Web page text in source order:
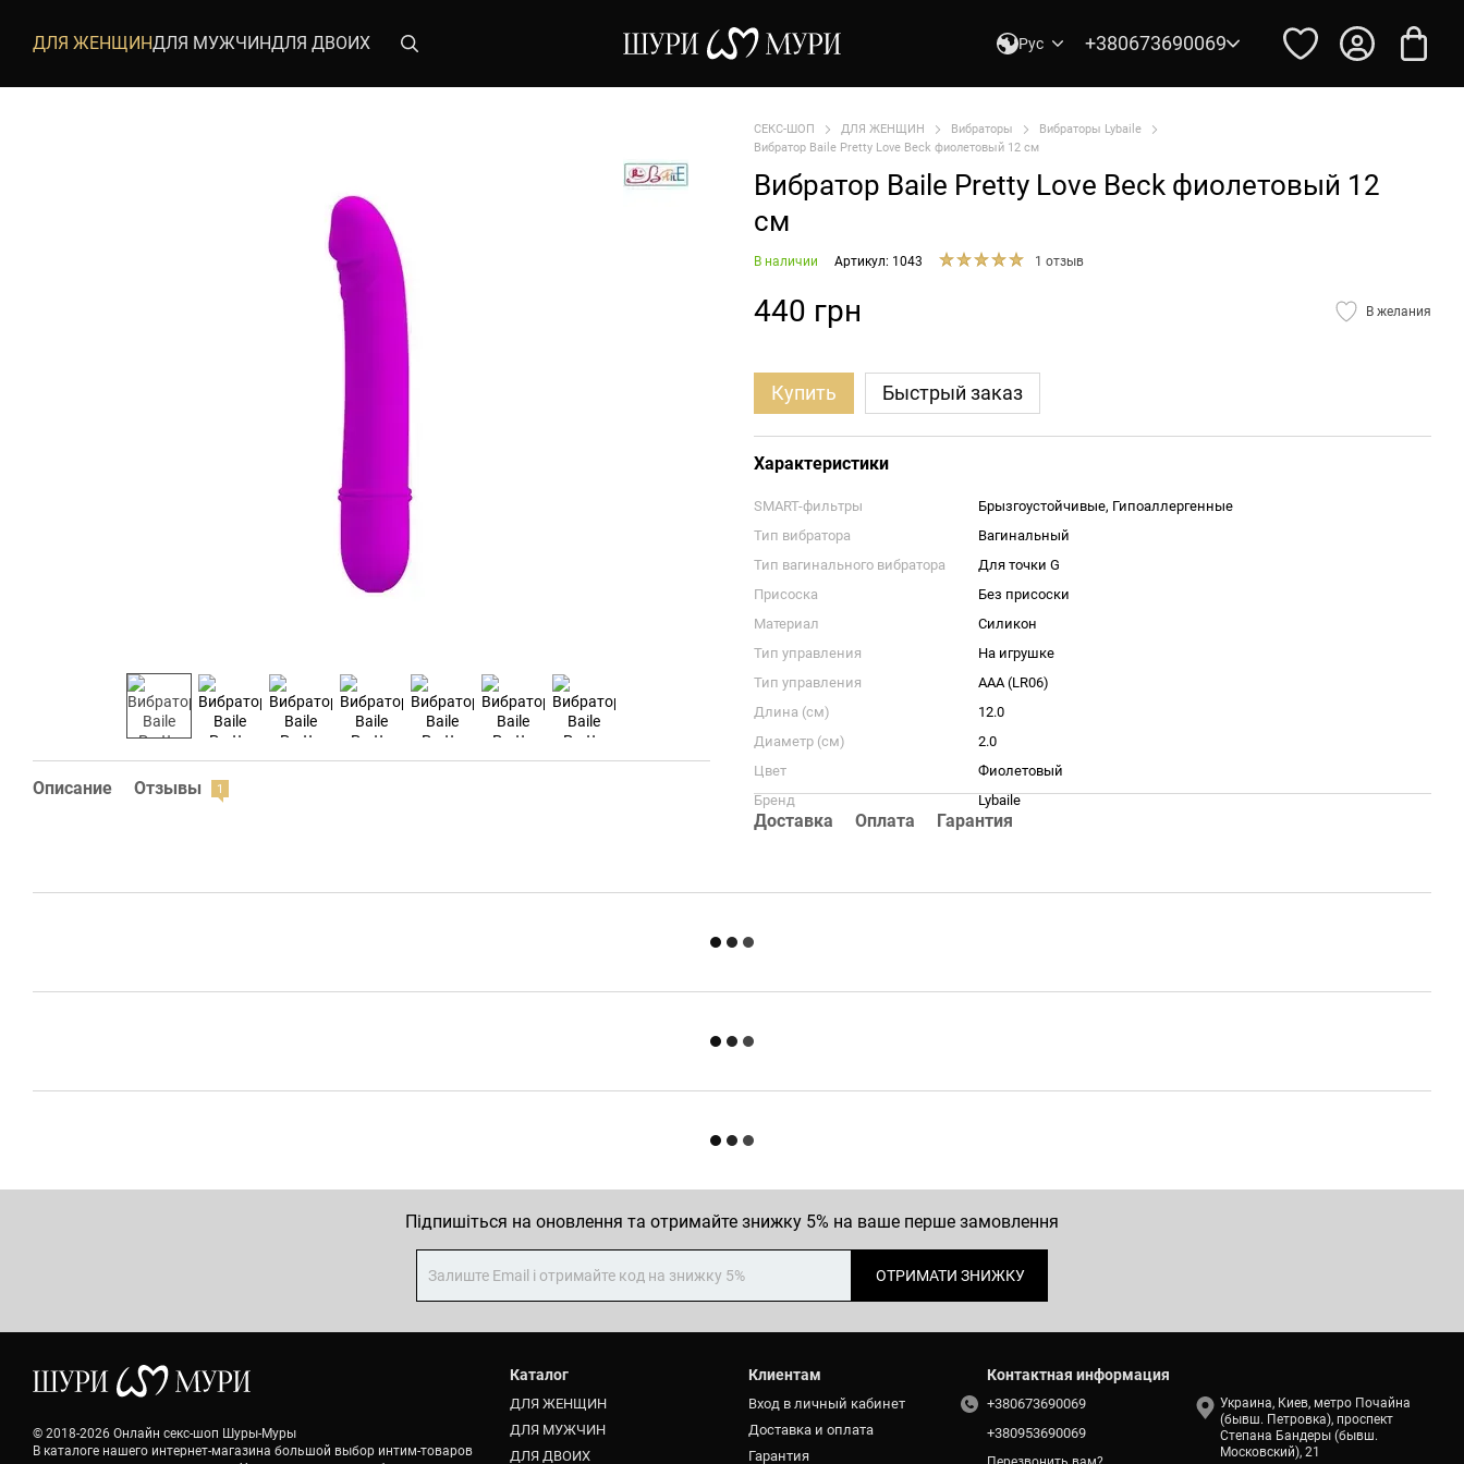
ДЛЯ ЖЕНЩИНДЛЯ МУЖЧИНДЛЯ ДВОИХ Рус +380673690069
Описание Отзывы 1
СЕКС-ШОП ДЛЯ ЖЕНЩИН Вибраторы
Вибраторы Lybaile
Вибратор Baile Pretty Love Beck фиолетовый 12 см
Вибратор Baile Pretty Love Beck фиолетовый 12
см
В наличии Артикул: 1043 1 отзыв
440 грн В желания
Купить Быстрый заказ
Характеристики
SMART-фильтры
Брызгоустойчивые, Гипоаллергенные
Тип вибратора
Вагинальный
Тип вагинального вибратора
Для точки G
Присоска
Без присоски
Материал
Силикон
Тип управления
На игрушке
Тип управления
AAA (LR06)
Длина (см)
12.0
Диаметр (см)
2.0
Цвет
Фиолетовый
Бренд
Lybaile
Доставка Оплата Гарантия
Підпишіться на оновлення та отримайте знижку 5% на ваше перше замовлення
ОТРИМАТИ ЗНИЖКУ
© 2018-2026 Онлайн секс-шоп Шуры-Муры
В каталоге нашего интернет-магазина большой выбор интим-товаров
Каталог
ДЛЯ ЖЕНЩИН
ДЛЯ МУЖЧИН
ДЛЯ ДВОИХ
Клиентам
Вход в личный кабинет
Доставка и оплата
Гарантия
Контактная информация
+380673690069
+380953690069
Украина, Киев, метро Почайна
(бывш. Петровка), проспект
Степана Бандеры (бывш.
Московский), 21